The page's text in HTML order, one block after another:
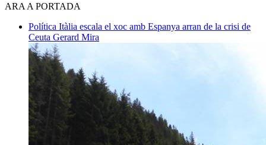
ARA A PORTADA
Política Itàlia escala el xoc amb Espanya arran de la crisi de
Ceuta Gerard Mira